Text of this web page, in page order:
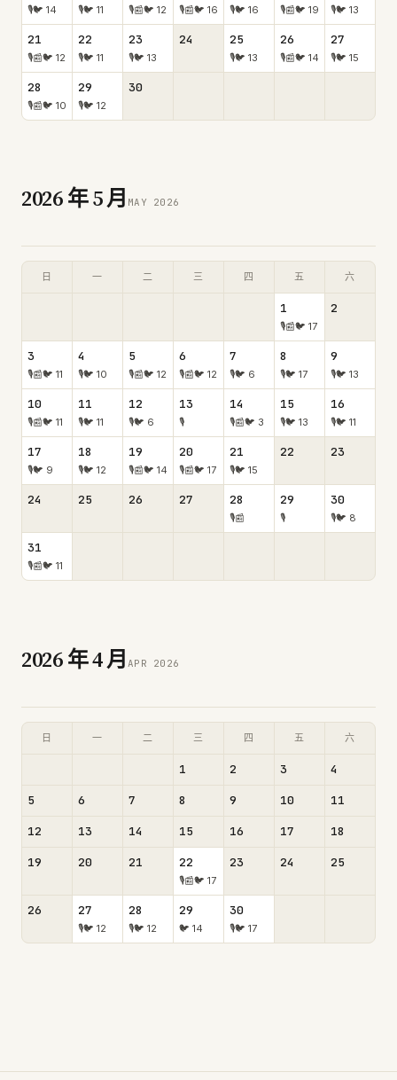
🎙🐦 14 🎙🐦 11 🎙📰🐦 12 🎙📰🐦 16 🎙🐦 16 🎙📰🐦 19 🎙🐦 13
21
🎙📰🐦 12
22
🎙🐦 11
23
🎙🐦 13
24 25
🎙🐦 13
26
🎙📰🐦 14
27
🎙🐦 15
28
🎙📰🐦 10
29
🎙🐦 12
30
2026年5月 MAY 2026
日 一 二 三 四 五 六
1
🎙📰🐦 17
2
3
🎙📰🐦 11
4
🎙🐦 10
5
🎙📰🐦 12
6
🎙📰🐦 12
7
🎙🐦 6
8
🎙🐦 17
9
🎙🐦 13
10
🎙📰🐦 11
11
🎙🐦 11
12
🎙🐦 6
13
🎙
14
🎙📰🐦 3
15
🎙🐦 13
16
🎙🐦 11
17
🎙🐦 9
18
🎙🐦 12
19
🎙📰🐦 14
20
🎙📰🐦 17
21
🎙🐦 15
22 23
24 25 26 27 28
🎙📰
29
🎙
30
🎙🐦 8
31
🎙📰🐦 11
2026年4月APR 2026
日 一 二 三 四 五 六
1 2 3 4
5 6 7 8 9 10 11
12 13 14 15 16 17 18
19 20 21 22
🎙📰🐦 17
23 24 25
26 27
🎙🐦 12
28
🎙🐦 12
29
🐦 14
30
🎙🐦 17